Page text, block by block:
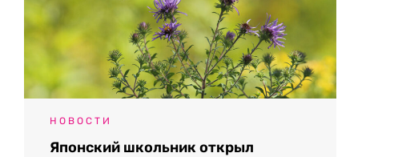
НОВОСТИ
Японский школьник открыл